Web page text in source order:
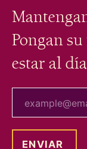
Pongan
estar al